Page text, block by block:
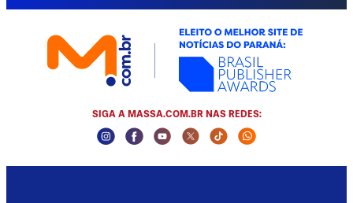
SIGA A MASSA.COM.BR NAS REDES:
Instagram Social Media
Facebook Social Media
Youtube Social Media
Twitter Social Media
Tiktok Social Media
Whatsapp